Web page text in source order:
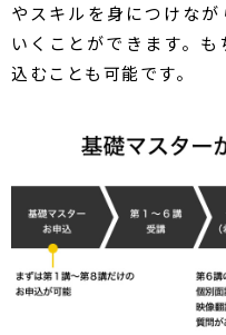
やスキルを身につけな
いくことができます。
込むことも可能です。